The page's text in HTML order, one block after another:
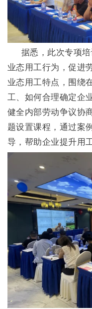
据悉，此次专项
业态用工行为，促进
业态用工特点，围绕
工、如何合理确定企
健全内部劳动争议协
题设置课程，通过案
导，帮助企业提升用